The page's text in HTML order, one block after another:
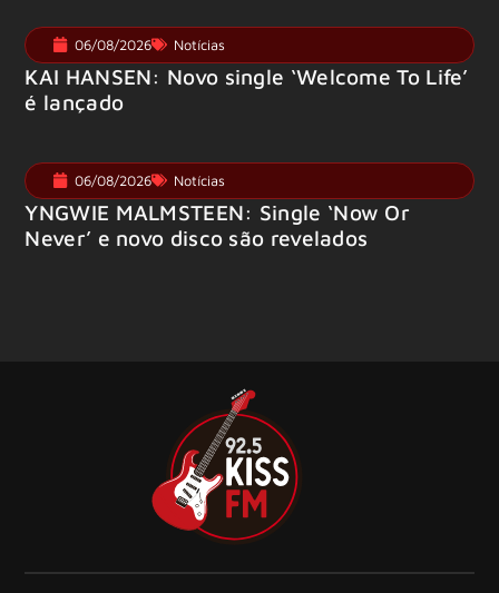
06/08/2026 Notícias
KAI HANSEN: Novo single ‘Welcome To Life’
é lançado
06/08/2026 Notícias
YNGWIE MALMSTEEN: Single ‘Now Or
Never’ e novo disco são revelados